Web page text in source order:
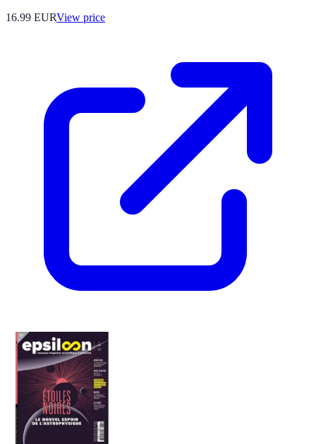
16.99 EURView price